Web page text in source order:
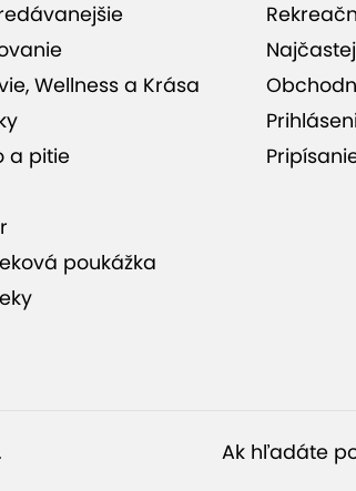
Wellness a Krása
a pitie
poukážka
Ak hľadáte